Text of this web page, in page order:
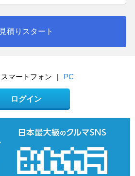
見積りスタート
スマートフォン | PC
ログイン